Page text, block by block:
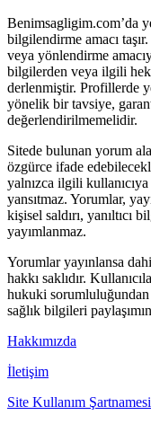
Benimsagligim.com’da
bilgilendirme amacı
veya yönlendirme
bilgilerden veya ilgili
derlenmiştir. Profillerde
yönelik bir tavsiye,
değerlendirilmemelidir.
Sitede bulunan yorum
özgürce ifade
yalnızca ilgili
yansıtmaz. Yorumlar,
kişisel saldırı, yanıltıcı
yayımlanmaz.
Yorumlar yayınlansa
hakkı saklıdır.
hukuki
sağlık bilgileri
Hakkımızda
İletişim
Site Kullanım Şartnamesi